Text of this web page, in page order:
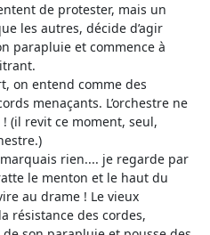
de protester, mais un
les autres, décide d’agir
parapluie et commence à
on entend comme des
menaçants. L’orchestre ne
(il revit ce moment, seul,
rien.... je regarde par
le menton et le haut du
au drame ! Le vieux
résistance des cordes,